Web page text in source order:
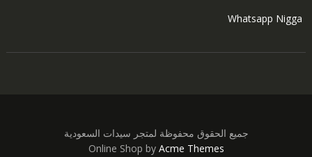
Whatsapp Nigga
جميع الحقوق محفوظة لمتجر سيدات السعودية
Online Shop by Acme Themes